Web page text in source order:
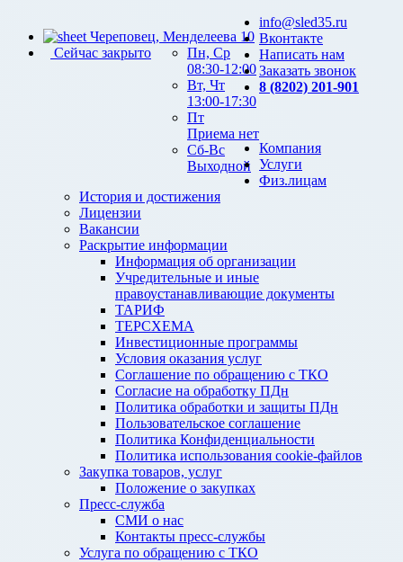
Череповец, Менделеева 10
Сейчас закрыто
Пн, Ср
08:30-12:00
Вт, Чт
13:00-17:30
Пт
Приема нет
Сб-Вс
Выходной
info@sled35.ru
Вконтакте
Написать нам
Заказать звонок
8 (8202) 201-901
Компания
История и достижения
Лицензии
Вакансии
Раскрытие информации
Информация об организации
Учредительные и иные
правоустанавливающие документы
ТАРИФ
ТЕРСХЕМА
Инвестиционные программы
Условия оказания услуг
Соглашение по обращению с ТКО
Согласие на обработку ПДн
Политика обработки и защиты ПДн
Пользовательское соглашение
Политика Конфиденциальности
Политика использования cookie-файлов
Закупка товаров, услуг
Положение о закупках
Пресс-служба
СМИ о нас
Контакты пресс-службы
Услуги
Услуга по обращению с ТКО
Физ.лицам